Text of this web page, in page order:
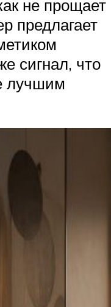
не прощает
предлагает
сигнал, что
лучшим